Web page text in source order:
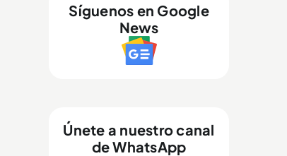
Síguenos en Google
News
Únete a nuestro canal
de WhatsApp